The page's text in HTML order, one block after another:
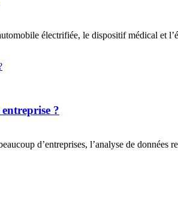
électrifiée, le dispositif médical et
?
d’entreprises, l’analyse de